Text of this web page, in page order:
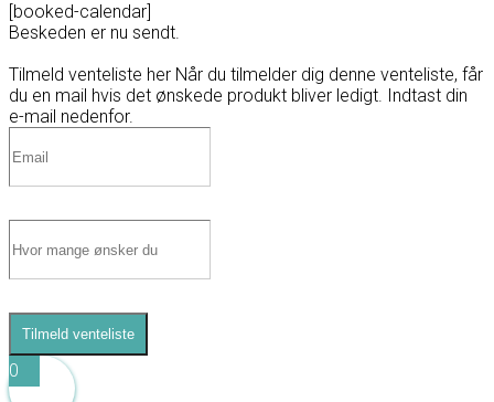
[booked-calendar]
Beskeden er nu sendt.
Tilmeld venteliste her Når du tilmelder dig denne venteliste, får
du en mail hvis det ønskede produkt bliver ledigt. Indtast din
e-mail nedenfor.
Tilmeld venteliste
0